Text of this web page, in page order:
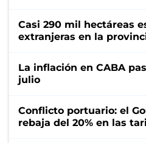
Casi 290 mil hectáreas
extranjeras en la
La inflación en CABA
julio
Conflicto portuario: el
rebaja del 20% en las